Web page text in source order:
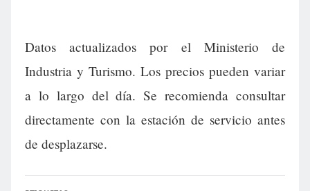
Datos actualizados por el Ministerio de
Industria y Turismo. Los precios pueden variar
a lo largo del día. Se recomienda consultar
directamente con la estación de servicio antes
de desplazarse.